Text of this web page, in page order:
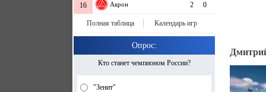
16 Акрон 2 0
Полная таблица Календарь игр
Опрос:
Кто станет чемпионом России?
"Зенит"